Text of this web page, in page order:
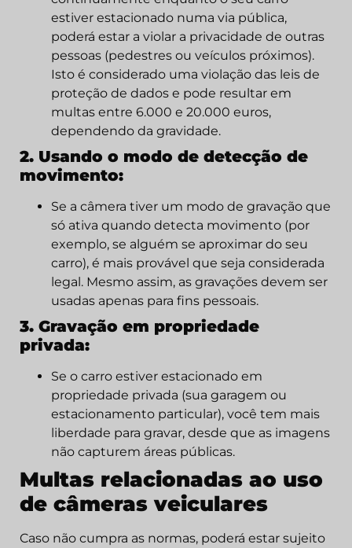
estiver estacionado numa via pública,
poderá estar a violar a privacidade de outras
pessoas (pedestres ou veículos próximos).
Isto é considerado uma violação das leis de
proteção de dados e pode resultar em
multas entre 6.000 e 20.000 euros,
dependendo da gravidade.
2. Usando o modo de detecção de
movimento:
Se a câmera tiver um modo de gravação que
só ativa quando detecta movimento (por
exemplo, se alguém se aproximar do seu
carro), é mais provável que seja considerada
legal. Mesmo assim, as gravações devem ser
usadas apenas para fins pessoais.
3. Gravação em propriedade
privada:
Se o carro estiver estacionado em
propriedade privada (sua garagem ou
estacionamento particular), você tem mais
liberdade para gravar, desde que as imagens
não capturem áreas públicas.
Multas relacionadas ao uso
de câmeras veiculares
Caso não cumpra as normas, poderá estar sujeito